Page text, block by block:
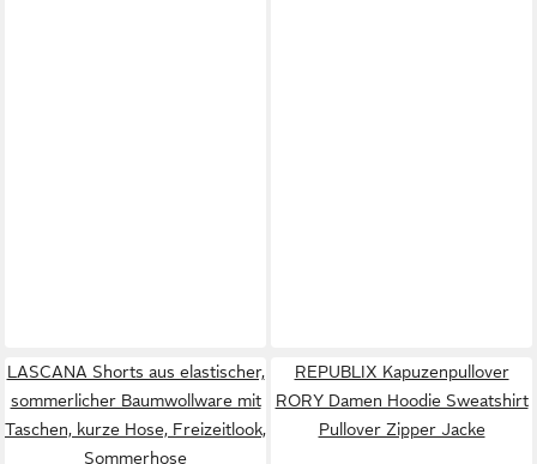
LASCANA Shorts aus elastischer,
sommerlicher Baumwollware mit
Taschen, kurze Hose, Freizeitlook,
Sommerhose
REPUBLIX Kapuzenpullover
RORY Damen Hoodie Sweatshirt
Pullover Zipper Jacke